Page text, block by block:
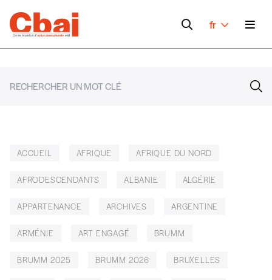
fr
ACCUEIL AFRIQUE AFRIQUE DU NORD
AFRODESCENDANTS ALBANIE ALGÉRIE
APPARTENANCE ARCHIVES ARGENTINE
ARMÉNIE ART ENGAGÉ BRUMM
BRUMM 2025 BRUMM 2026 BRUXELLES